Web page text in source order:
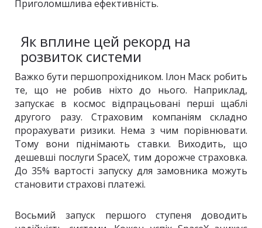
Приголомшлива ефективність.
Як вплине цей рекорд на
розвиток системи
Важко бути першопрохідником. Ілон Маск робить
те, що не робив ніхто до нього. Наприклад,
запускає в космос відпрацьовані перші щаблі
другого разу. Страховим компаніям складно
прорахувати ризики. Нема з чим порівнювати.
Тому вони піднімають ставки. Виходить, що
дешевші послуги SpaceX, тим дорожче страховка.
До 35% вартості запуску для замовника можуть
становити страхові платежі.
Восьмий запуск першого ступеня доводить